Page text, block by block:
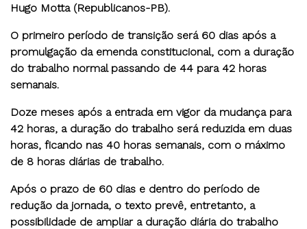
Hugo Motta (Republicanos-PB).
O primeiro período de transição será 60 dias após a
promulgação da emenda constitucional, com a duração
do trabalho normal passando de 44 para 42 horas
semanais.
Doze meses após a entrada em vigor da mudança para
42 horas, a duração do trabalho será reduzida em duas
horas, ficando nas 40 horas semanais, com o máximo
de 8 horas diárias de trabalho.
Após o prazo de 60 dias e dentro do período de
redução da jornada, o texto prevê, entretanto, a
possibilidade de ampliar a duração diária do trabalho